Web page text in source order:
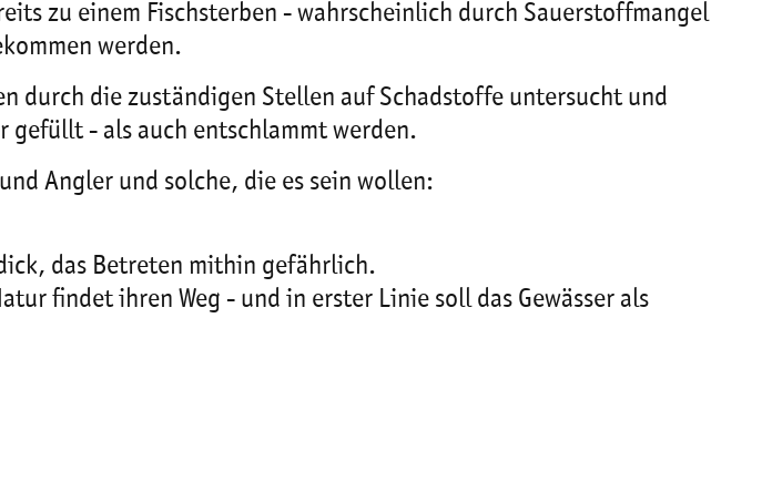
zu einem Fischsterben - wahrscheinlich durch Sauerstoffmangel
werden.
durch die zuständigen Stellen auf Schadstoffe untersucht und
gefüllt - als auch entschlammt werden.
Angler und solche, die es sein wollen:
das Betreten mithin gefährlich.
findet ihren Weg - und in erster Linie soll das Gewässer als